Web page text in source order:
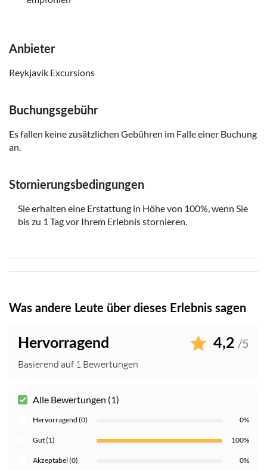
Anbieter
Reykjavík Excursions
Buchungsgebühr
Es fallen keine zusätzlichen Gebühren im Falle einer Buchung
an.
Stornierungsbedingungen
Sie erhalten eine Erstattung in Höhe von 100%, wenn Sie
bis zu 1 Tag vor Ihrem Erlebnis stornieren.
Was andere Leute über dieses Erlebnis sagen
Hervorragend 4,2 /5
Basierend auf 1 Bewertungen
Alle Bewertungen (1)
Hervorragend (0) 0%
Gut (1) 100%
Akzeptabel (0) 0%